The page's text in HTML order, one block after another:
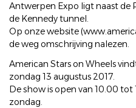
Antwerpen Expo ligt naast de
de Kennedy tunnel.
Op onze website
de weg omschrijving nalezen.
American Stars on Wheels
zondag 13 augustus 2017.
De show is open van 10.00
zondag.